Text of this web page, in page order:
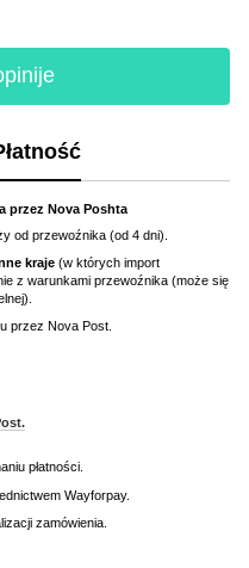
przez Nova Poshta
od przewoźnika (od 4 dni).
kraje (w których import
z warunkami przewoźnika (może się
przez Nova Post.
płatności.
Wayforpay.
zamówienia.